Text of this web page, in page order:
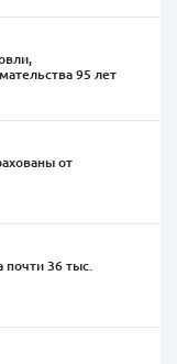
95 лет
от
почти 36 тыс.